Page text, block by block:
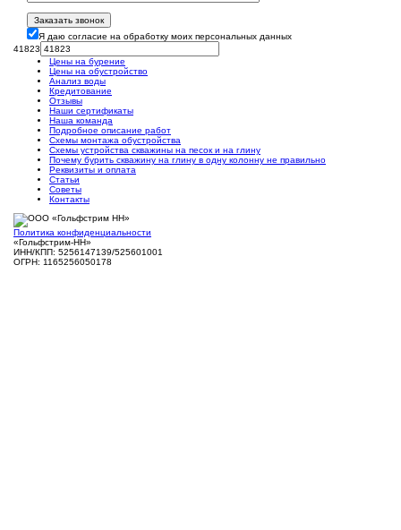
Заказать звонок
Я даю согласие на обработку моих персональных данных
41823
Цены на бурение
Цены на обустройство
Анализ воды
Кредитование
Отзывы
Наши сертификаты
Наша команда
Подробное описание работ
Схемы монтажа обустройства
Схемы устройства скважины на песок и на глину
Почему бурить скважину на глину в одну колонну не правильно
Реквизиты и оплата
Статьи
Советы
Контакты
Политика конфиденциальности
«Гольфстрим-НН»
ИНН/КПП: 5256147139/525601001
ОГРН: 1165256050178